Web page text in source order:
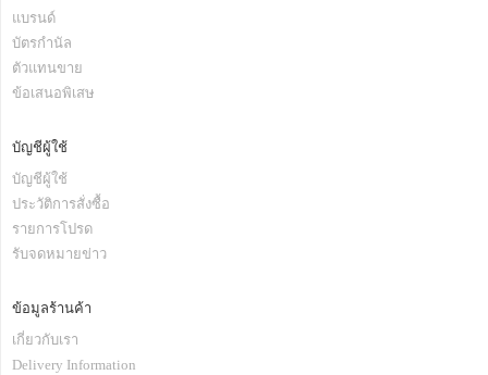
แบรนด์
บัตรกำนัล
ตัวแทนขาย
ข้อเสนอพิเสษ
บัญชีผู้ใช้
บัญชีผู้ใช้
ประวัติการสั่งซื้อ
รายการโปรด
รับจดหมายข่าว
ข้อมูลร้านค้า
เกี่ยวกับเรา
Delivery Information